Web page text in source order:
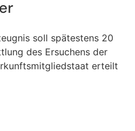
soll spätestens 20
des Ersuchens der
erteilt